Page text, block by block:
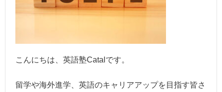
こんにちは、英語塾Catalです。
留学や海外進学、英語のキャリアアップを目指す皆さ